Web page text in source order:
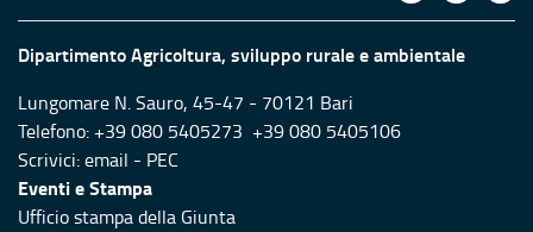
Dipartimento Agricoltura, sviluppo rurale e ambientale
Lungomare N. Sauro, 45-47 - 70121 Bari
Telefono: +39 080 5405273 +39 080 5405106
Scrivici:email - PEC
Eventi e Stampa
Ufficio stampa della Giunta